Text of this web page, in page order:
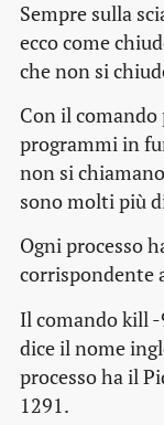
Sempre sulla
ecco come
che non si
Con il
programmi in
non si
sono molti più
Ogni processo
corrispondente
Il comando kill -
dice il nome
processo ha il
1291.